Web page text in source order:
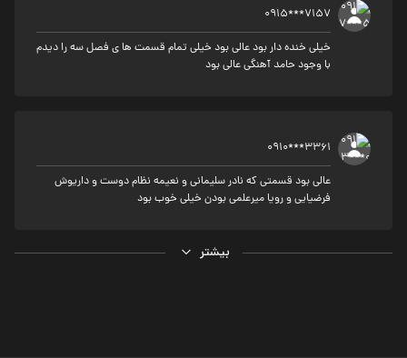
0915***7157
خیلی خنده دار بود عالی بود خیلی تمام قسمت ها ی فصل سه را دیدم
با وجود حامد آهنگی عالی بود
0910***3361
عالی بود قسمتی که نادر سلیمانی و نعیمه نظام دوست و داریوش
فرضیایی و رویا میرعلمی بودن خیلی خوب بود
بیشتر